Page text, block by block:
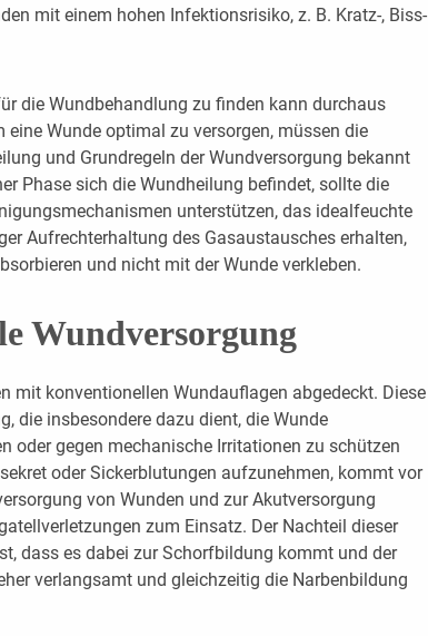
mit einem hohen Infektionsrisiko, z. B. Kratz-, Biss-
die Wundbehandlung zu finden kann durchaus
eine Wunde optimal zu versorgen, müssen die
und Grundregeln der Wundversorgung bekannt
Phase sich die Wundheilung befindet, sollte die
unterstützen, das idealfeuchte
Aufrechterhaltung des Gasaustausches erhalten,
und nicht mit der Wunde verkleben.
Wundversorgung
mit konventionellen Wundauflagen abgedeckt. Diese
die insbesondere dazu dient, die Wunde
oder gegen mechanische Irritationen zu schützen
oder Sickerblutungen aufzunehmen, kommt vor
von Wunden und zur Akutversorgung
zum Einsatz. Der Nachteil dieser
dass es dabei zur Schorfbildung kommt und der
verlangsamt und gleichzeitig die Narbenbildung